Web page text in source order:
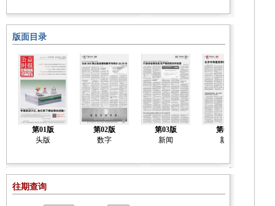
版面目录
第01版
头版
第02版
数字
第03版
新闻
第04版
新闻
往期查询